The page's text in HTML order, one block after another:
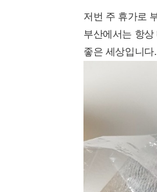
저번 주 휴가로
부산에서는 항
좋은 세상입니